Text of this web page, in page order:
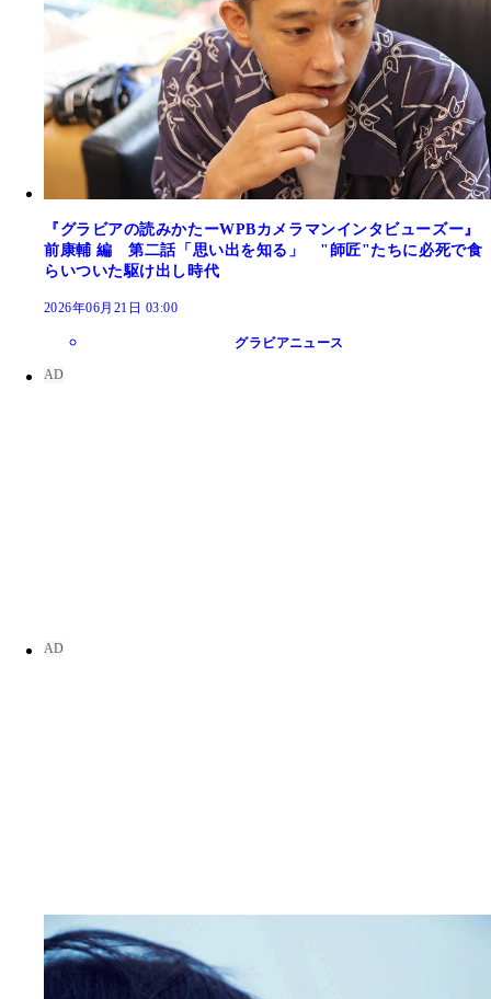
『グラビアの読みかたーWPBカメラマンインタビューズー』
前康輔 編 第二話「思い出を知る」 "師匠"たちに必死で食
らいついた駆け出し時代
2026年06月21日 03:00
グラビアニュース